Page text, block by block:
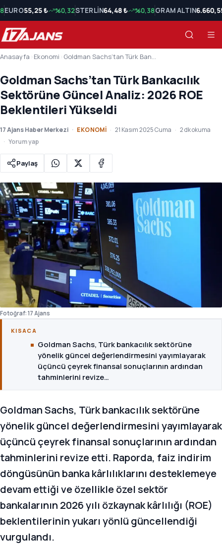
EURO55,25 ₺ %0,32STERLİN64,48 ₺ %0,38GRAM ALTIN
Anasayfa Ekonomi Goldman Sachs’tan Türk Bankacılık Sektörüne Güncel Analiz: 2026 ROE Beklentileri Yükseldi
Goldman Sachs’tan Türk Bankacılık
Sektörüne Güncel Analiz: 2026 ROE
Beklentileri Yükseldi
17 Ajans Haber Merkezi EKONOMI 21 Kasım 2025 Cuma
2 dk okuma
Yorum yap
Paylaş
Fotoğraf: 17 Ajans
KISACA
Goldman Sachs, Türk bankacılık sektörüne
yönelik güncel değerlendirmesini yayımlayarak
üçüncü çeyrek finansal sonuçlarının ardından
tahminlerini revize…
Goldman Sachs, Türk bankacılık sektörüne
yönelik güncel değerlendirmesini yayımlayarak
üçüncü çeyrek finansal sonuçlarının ardından
tahminlerini revize etti. Raporda, faiz indirim
döngüsünün banka kârlılıklarını desteklemeye
devam ettiği ve özellikle özel sektör
bankalarının 2026 yılı özkaynak kârlılığı (ROE)
beklentilerinin yukarı yönlü güncellendiği
vurgulandı.